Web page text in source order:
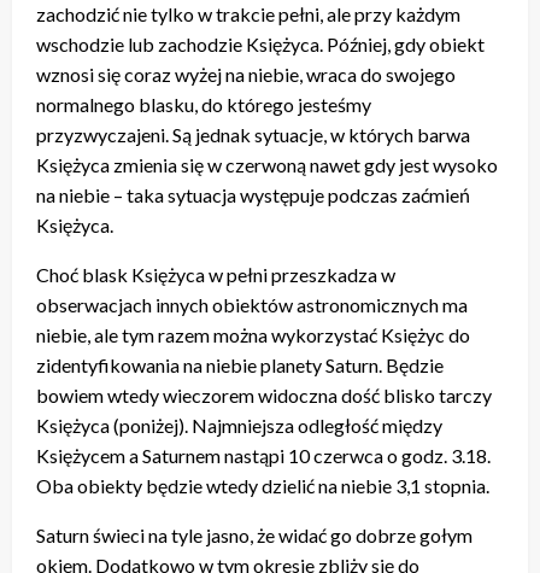
zachodzić nie tylko w trakcie pełni, ale przy każdym
wschodzie lub zachodzie Księżyca. Później, gdy obiekt
wznosi się coraz wyżej na niebie, wraca do swojego
normalnego blasku, do którego jesteśmy
przyzwyczajeni. Są jednak sytuacje, w których barwa
Księżyca zmienia się w czerwoną nawet gdy jest wysoko
na niebie – taka sytuacja występuje podczas zaćmień
Księżyca.
Choć blask Księżyca w pełni przeszkadza w
obserwacjach innych obiektów astronomicznych ma
niebie, ale tym razem można wykorzystać Księżyc do
zidentyfikowania na niebie planety Saturn. Będzie
bowiem wtedy wieczorem widoczna dość blisko tarczy
Księżyca (poniżej). Najmniejsza odległość między
Księżycem a Saturnem nastąpi 10 czerwca o godz. 3.18.
Oba obiekty będzie wtedy dzielić na niebie 3,1 stopnia.
Saturn świeci na tyle jasno, że widać go dobrze gołym
okiem. Dodatkowo w tym okresie zbliży się do